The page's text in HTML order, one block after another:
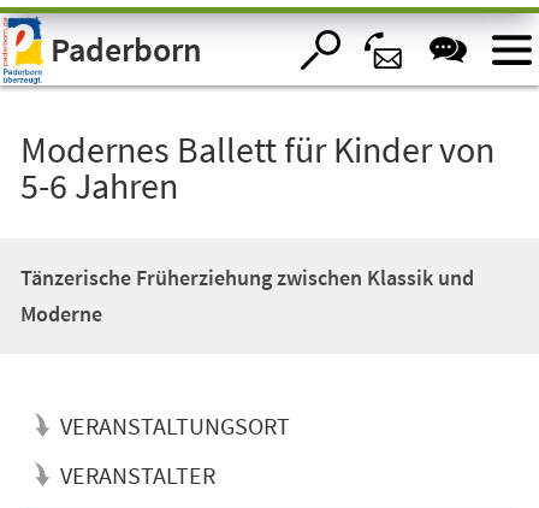
Visuelle
Assistenzsoftware
öffnen.Paderborn
Modernes Ballett für Kinder von
5-6 Jahren
Tänzerische Früherziehung zwischen Klassik und
Moderne
VERANSTALTUNGSORT
VERANSTALTER